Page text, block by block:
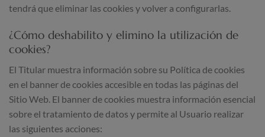
tendrá que eliminar las cookies y volver a configurarlas.
¿Cómo deshabilito y elimino la utilización de
cookies?
El Titular muestra información sobre su Política de cookies
en el banner de cookies accesible en todas las páginas del
Sitio Web. El banner de cookies muestra información esencial
sobre el tratamiento de datos y permite al Usuario realizar
las siguientes acciones: